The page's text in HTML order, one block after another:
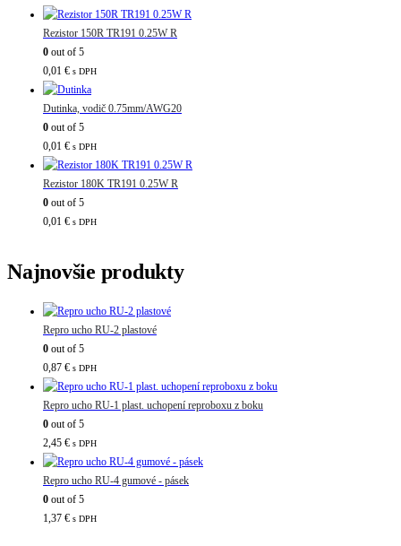
Rezistor 150R TR191 0.25W R
0 out of 5
0,01 € s DPH
Dutinka, vodič 0.75mm/AWG20
0 out of 5
0,01 € s DPH
Rezistor 180K TR191 0.25W R
0 out of 5
0,01 € s DPH
Najnovšie produkty
Repro ucho RU-2 plastové
0 out of 5
0,87 € s DPH
Repro ucho RU-1 plast. uchopení reproboxu z boku
0 out of 5
2,45 € s DPH
Repro ucho RU-4 gumové - pásek
0 out of 5
1,37 € s DPH